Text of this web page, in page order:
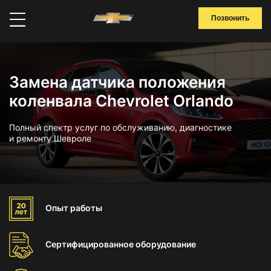
Позвонить
Замена датчика положения
коленвала Chevrolet Orlando
Полный спектр услуг по обслуживанию, диагностике
и ремонту Шевроле
Опыт работы
Сертифицированноеоборудование